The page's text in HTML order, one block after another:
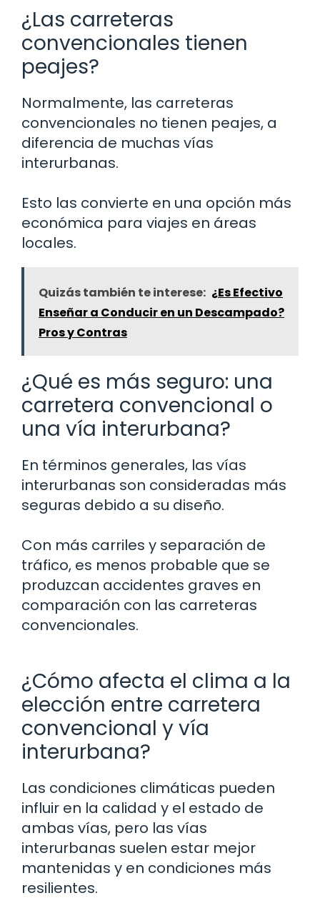
¿Las carreteras
convencionales tienen
peajes?
Normalmente, las carreteras
convencionales no tienen peajes, a
diferencia de muchas vías
interurbanas.
Esto las convierte en una opción más
económica para viajes en áreas
locales.
Quizás también te interese: ¿Es Efectivo
Enseñar a Conducir en un Descampado?
Pros y Contras
¿Qué es más seguro: una
carretera convencional o
una vía interurbana?
En términos generales, las vías
interurbanas son consideradas más
seguras debido a su diseño.
Con más carriles y separación de
tráfico, es menos probable que se
produzcan accidentes graves en
comparación con las carreteras
convencionales.
¿Cómo afecta el clima a la
elección entre carretera
convencional y vía
interurbana?
Las condiciones climáticas pueden
influir en la calidad y el estado de
ambas vías, pero las vías
interurbanas suelen estar mejor
mantenidas y en condiciones más
resilientes.